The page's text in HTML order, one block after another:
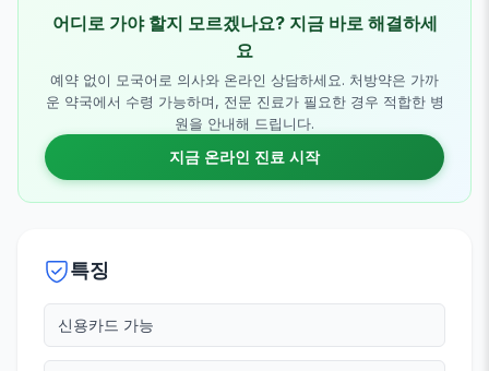
어디로 가야 할지 모르겠나요? 지금 바로 해결하세
요
예약 없이 모국어로 의사와 온라인 상담하세요. 처방약은 가까
운 약국에서 수령 가능하며, 전문 진료가 필요한 경우 적합한 병
원을 안내해 드립니다.
지금 온라인 진료 시작
특징
신용카드 가능